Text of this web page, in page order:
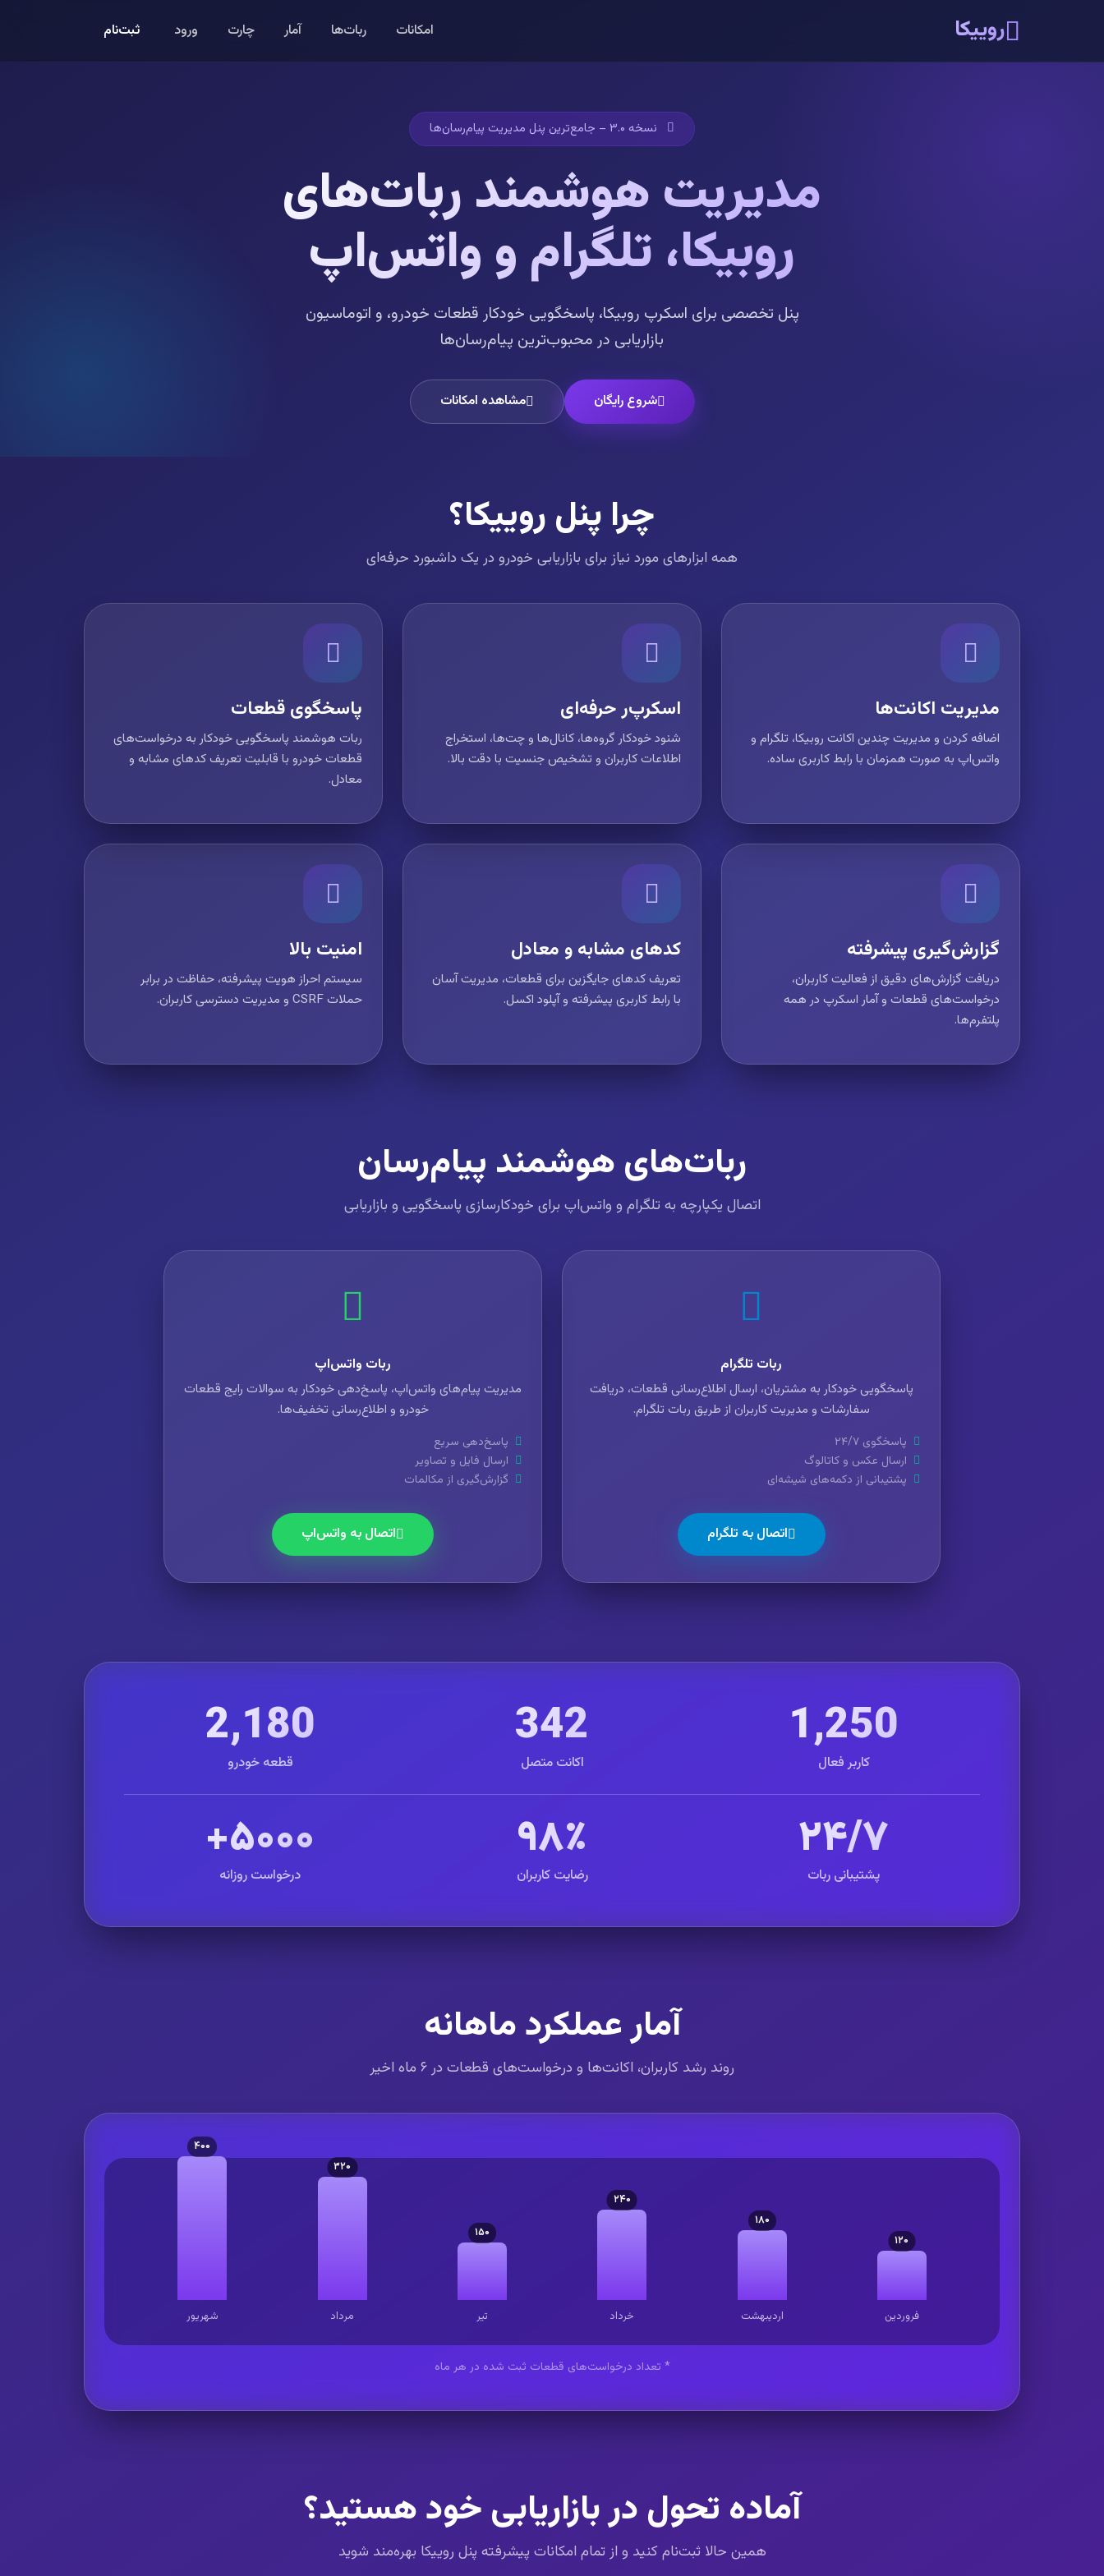
روییکا امکانات ربات‌ها آمار چارت ورود ثبت‌نام
نسخه ۳.۰ – جامع‌ترین پنل مدیریت پیام‌رسان‌ها
مدیریت هوشمند ربات‌های
روبیکا، تلگرام و واتس‌اپ
پنل تخصصی برای اسکرپ روبیکا، پاسخگویی خودکار قطعات خودرو، و اتوماسیون
بازاریابی در محبوب‌ترین پیام‌رسان‌ها
شروع رایگان مشاهده امکانات
چرا پنل روییکا؟
همه ابزارهای مورد نیاز برای بازاریابی خودرو در یک داشبورد حرفه‌ای
مدیریت اکانت‌ها
اضافه کردن و مدیریت چندین اکانت روبیکا، تلگرام و
واتس‌اپ به صورت همزمان با رابط کاربری ساده.
اسکرپ‌ر حرفه‌ای
شنود خودکار گروه‌ها، کانال‌ها و چت‌ها، استخراج
اطلاعات کاربران و تشخیص جنسیت با دقت بالا.
پاسخگوی قطعات
ربات هوشمند پاسخگویی خودکار به درخواست‌های
قطعات خودرو با قابلیت تعریف کدهای مشابه و
معادل.
گزارش‌گیری پیشرفته
دریافت گزارش‌های دقیق از فعالیت کاربران،
درخواست‌های قطعات و آمار اسکرپ در همه
پلتفرم‌ها.
کدهای مشابه و معادل
تعریف کدهای جایگزین برای قطعات، مدیریت آسان
با رابط کاربری پیشرفته و آپلود اکسل.
امنیت بالا
سیستم احراز هویت پیشرفته، حفاظت در برابر
حملات CSRF و مدیریت دسترسی کاربران.
ربات‌های هوشمند پیام‌رسان
اتصال یکپارچه به تلگرام و واتس‌اپ برای خودکارسازی پاسخگویی و بازاریابی
ربات تلگرام
پاسخگویی خودکار به مشتریان، ارسال اطلاع‌رسانی قطعات، دریافت
سفارشات و مدیریت کاربران از طریق ربات تلگرام.
پاسخگوی ۲۴/۷
ارسال عکس و کاتالوگ
پشتیبانی از دکمه‌های شیشه‌ای
اتصال به تلگرام
ربات واتس‌اپ
مدیریت پیام‌های واتس‌اپ، پاسخ‌دهی خودکار به سوالات رایج قطعات
خودرو و اطلاع‌رسانی تخفیف‌ها.
پاسخ‌دهی سریع
ارسال فایل و تصاویر
گزارش‌گیری از مکالمات
اتصال به واتس‌اپ
1,250
کاربر فعال
342
اکانت متصل
2,180
قطعه خودرو
۲۴/۷
پشتیبانی ربات
۹۸٪
رضایت کاربران
۵۰۰۰+
درخواست روزانه
آمار عملکرد ماهانه
روند رشد کاربران، اکانت‌ها و درخواست‌های قطعات در ۶ ماه اخیر
۱۲۰
فروردین
۱۸۰
اردیبهشت
۲۴۰
خرداد
۱۵۰
تیر
۳۲۰
مرداد
۴۰۰
شهریور
* تعداد درخواست‌های قطعات ثبت شده در هر ماه
آماده تحول در بازاریابی خود هستید؟
همین حالا ثبت‌نام کنید و از تمام امکانات پیشرفته پنل روییکا بهره‌مند شوید